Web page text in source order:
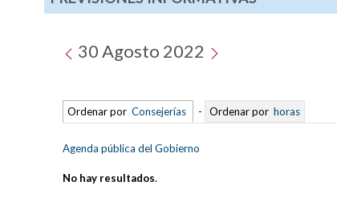
30 Agosto 2022
Ordenar por Consejerías - Ordenar por horas
Agenda pública del Gobierno
No hay resultados.